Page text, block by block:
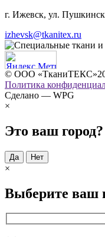
г. Ижевск, ул.
izhevsk@tkanitex.ru
© ООО
Политика
Сделано — WPG
×
Это ваш город?
Да Нет
×
Выберите ваш